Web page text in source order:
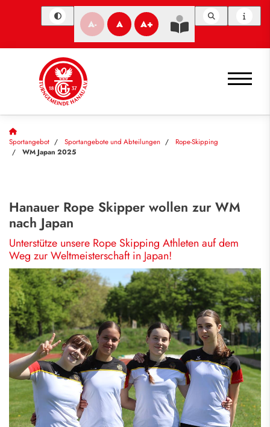
A- A A+
Sportangebot Sportangebote und Abteilungen
Rope-Skipping
WM Japan 2025
Hanauer Rope Skipper wollen zur WM
nach Japan
Unterstütze unsere Rope Skipping Athleten auf dem
Weg zur Weltmeisterschaft in Japan!